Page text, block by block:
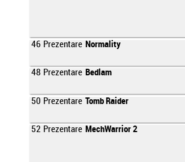
46 Prezentare Normality
48 Prezentare Bedlam
50 Prezentare Tomb Raider
52 Prezentare MechWarrior 2